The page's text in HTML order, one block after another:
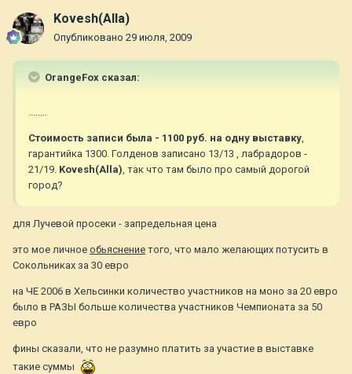
Kovesh(Alla)
Опубликовано 29 июля, 2009
OrangeFox сказал:
........
Стоимость записи была - 1100 руб. на одну выставку,
гарантийка 1300. Голденов записано 13/13 , лабрадоров -
21/19. Kovesh(Alla), так что там было про самый дорогой
город?
для Лучевой просеки - запредельная цена
это мое личное обьяснение того, что мало желающих потусить в
Сокольниках за 30 евро
на ЧЕ 2006 в Хельсинки количество участников на моно за 20 евро
было в РАЗЫ больше количества участников Чемпионата за 50
евро
фины сказали, что не разумно платить за участие в выставке
такие суммы